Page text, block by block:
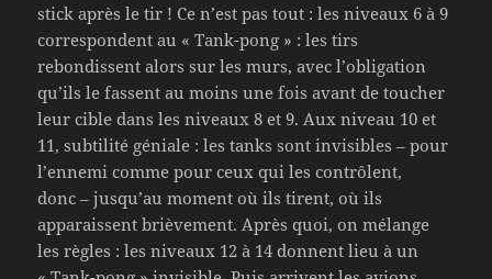
stick après le tir ! Ce n’est pas tout : les niveaux 6 à 9
correspondent au « Tank-pong » : les tirs
rebondissent alors sur les murs, avec l’obligation
qu’ils le fassent au moins une fois avant de toucher
leur cible dans les niveaux 8 et 9. Aux niveau 10 et
11, subtilité géniale : les tanks sont invisibles – pour
l’ennemi comme pour ceux qui les contrôlent,
donc – jusqu’au moment où ils tirent, où ils
apparaissent brièvement. Après quoi, on mélange
les règles : les niveaux 12 à 14 donnent lieu à un